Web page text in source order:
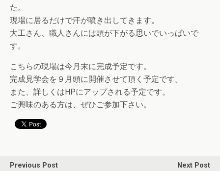
た。
現場に居るだけで汗が噴き出してきます。
大工さん、職人さんには頭が下がる思いでいっぱいで
す。
こちらの現場は今月末に完成予定です。
完成見学会を９月頭に開催させて頂く予定です。
また、詳しくはHPにアップされる予定です。
ご興味のある方は、ぜひご参加下さい。
Previous Post
Next Post